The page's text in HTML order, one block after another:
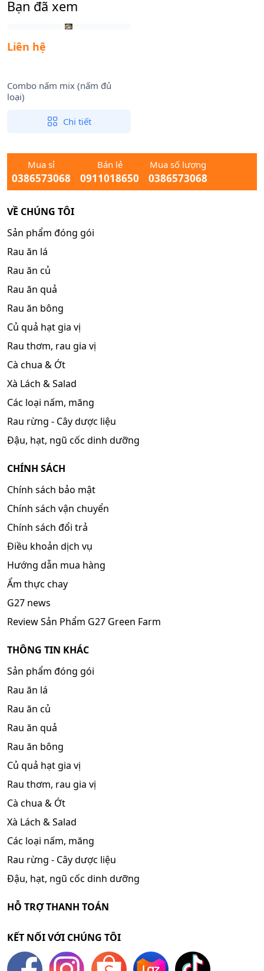
Bạn đã xem
Liên hệ
Combo nấm mix (nấm đủ
loại)
Chi tiết
Mua sỉ
0386573068
Bán lẻ
0911018650
Mua số lượng
0386573068
VỀ CHÚNG TÔI
Sản phẩm đóng gói
Rau ăn lá
Rau ăn củ
Rau ăn quả
Rau ăn bông
Củ quả hạt gia vị
Rau thơm, rau gia vị
Cà chua & Ớt
Xà Lách & Salad
Các loại nấm, măng
Rau rừng - Cây dược liệu
Đậu, hạt, ngũ cốc dinh dưỡng
CHÍNH SÁCH
Chính sách bảo mật
Chính sách vận chuyển
Chính sách đổi trả
Điều khoản dịch vụ
Hướng dẫn mua hàng
Ẩm thực chay
G27 news
Review Sản Phẩm G27 Green Farm
THÔNG TIN KHÁC
Sản phẩm đóng gói
Rau ăn lá
Rau ăn củ
Rau ăn quả
Rau ăn bông
Củ quả hạt gia vị
Rau thơm, rau gia vị
Cà chua & Ớt
Xà Lách & Salad
Các loại nấm, măng
Rau rừng - Cây dược liệu
Đậu, hạt, ngũ cốc dinh dưỡng
HỖ TRỢ THANH TOÁN
KẾT NỐI VỚI CHÚNG TÔI